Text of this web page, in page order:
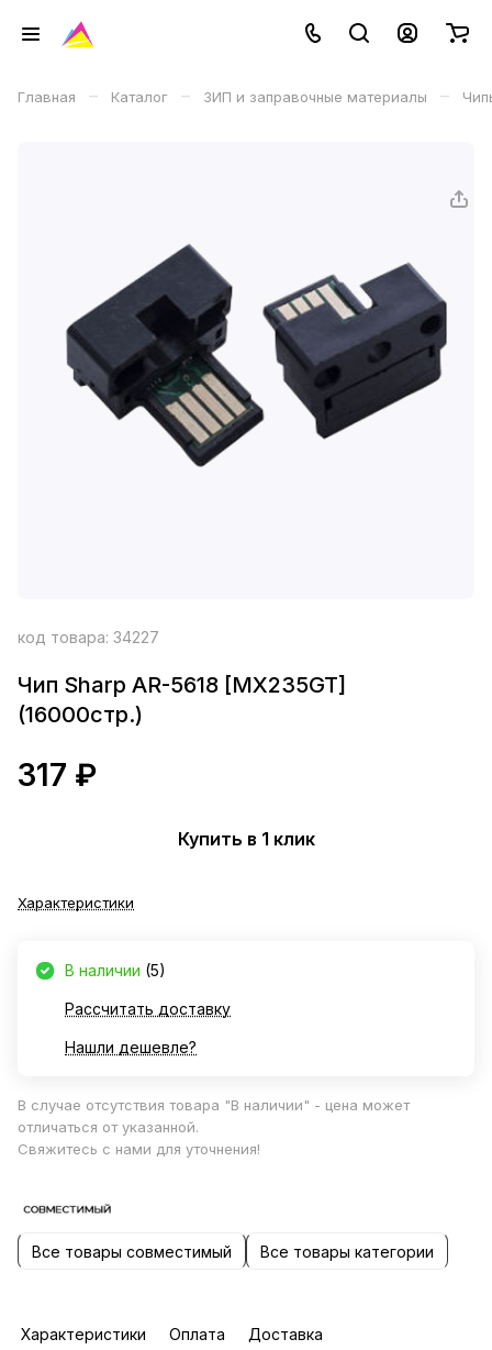
Главная – Каталог – ЗИП и заправочные материалы –
код товара: 34227
Чип Sharp AR-5618 [MX235GT]
(16000стр.)
317 ₽
Купить в 1 клик
Характеристики
В наличии (5)
Рассчитать доставку
Нашли дешевле?
В случае отсутствия товара "В наличии" - цена может
отличаться от указанной.
Свяжитесь с нами для уточнения!
Все товары совместимый Все товары категории
Характеристики Оплата Доставка